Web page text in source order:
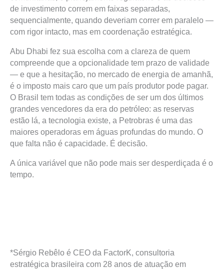
de investimento correm em faixas separadas,
sequencialmente, quando deveriam correr em paralelo —
com rigor intacto, mas em coordenação estratégica.
Abu Dhabi fez sua escolha com a clareza de quem
compreende que a opcionalidade tem prazo de validade
— e que a hesitação, no mercado de energia de amanhã,
é o imposto mais caro que um país produtor pode pagar.
O Brasil tem todas as condições de ser um dos últimos
grandes vencedores da era do petróleo: as reservas
estão lá, a tecnologia existe, a Petrobras é uma das
maiores operadoras em águas profundas do mundo. O
que falta não é capacidade. É decisão.
A única variável que não pode mais ser desperdiçada é o
tempo.
*Sérgio Rebêlo é CEO da FactorK, consultoria
estratégica brasileira com 28 anos de atuação em